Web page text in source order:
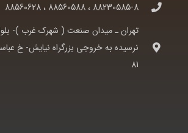
88230585-8 ، 88560588 ، 88560628
تهران ـ ميدان صنعت ( شهرک غرب )-
نرسيده به خروجی بزرگراه نيايش- خ
81